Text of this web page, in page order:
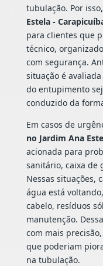
tubulação. Por
Estela -
para clientes que
técnico,
com segurança.
situação é
do entupimento
conduzido da
Em casos de
no Jardim Ana
acionada para
sanitário, caixa de
Nessas situações,
água está
cabelo, resíduos
manutenção.
com mais
que poderiam
na tubulação.